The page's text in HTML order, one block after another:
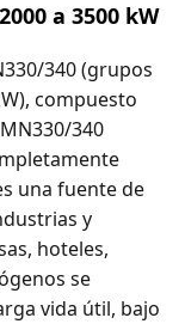
a 3500 kW
340 (grupos
compuesto
340
una fuente de
y
hoteles,
se
vida útil, bajo